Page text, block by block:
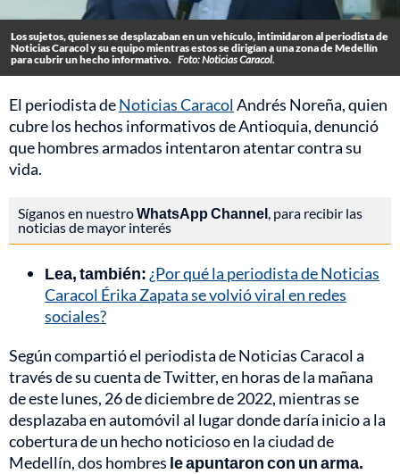
Los sujetos, quienes se desplazaban en un vehículo, intimidaron al periodista de
Noticias Caracol y su equipo mientras estos se dirigían a una zona de Medellín
para cubrir un hecho informativo. Foto: Noticias Caracol.
El periodista deNoticias CaracolAndrés Noreña, quien
cubre los hechos informativos de Antioquia, denunció
que hombres armados intentaron atentar contra su
vida.
Síganos en nuestroWhatsApp Channel, para recibir las
noticias de mayor interés
Lea, también: ¿Por qué la periodista de Noticias
Caracol Érika Zapata se volvió viral en redes
sociales?
Según compartió el periodista de Noticias Caracol a
través de su cuenta de Twitter, en horas de la mañana
de este lunes, 26 de diciembre de 2022, mientras se
desplazaba en automóvil al lugar donde daría inicio a la
cobertura de un hecho noticioso en la ciudad de
Medellín, dos hombres le apuntaron con un arma.